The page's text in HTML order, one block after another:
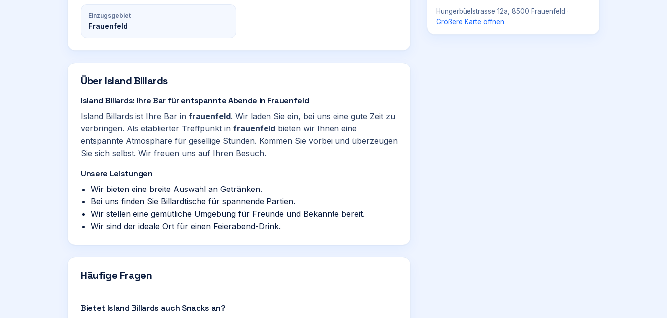
Einzugsgebiet
Frauenfeld
Über Island Billards
Island Billards: Ihre Bar für entspannte Abende in Frauenfeld
Island Billards ist Ihre Bar in frauenfeld. Wir laden Sie ein, bei uns eine gute Zeit zu
verbringen. Als etablierter Treffpunkt in frauenfeld bieten wir Ihnen eine
entspannte Atmosphäre für gesellige Stunden. Kommen Sie vorbei und überzeugen
Sie sich selbst. Wir freuen uns auf Ihren Besuch.
Unsere Leistungen
Wir bieten eine breite Auswahl an Getränken.
Bei uns finden Sie Billardtische für spannende Partien.
Wir stellen eine gemütliche Umgebung für Freunde und Bekannte bereit.
Wir sind der ideale Ort für einen Feierabend-Drink.
Häufige Fragen
Bietet Island Billards auch Snacks an?
Hungerbüelstrasse 12a, 8500 Frauenfeld ·
Größere Karte öffnen